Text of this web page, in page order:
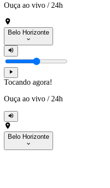
Ouça ao vivo / 24h
Belo Horizonte
Tocando agora!
Ouça ao vivo / 24h
Belo Horizonte